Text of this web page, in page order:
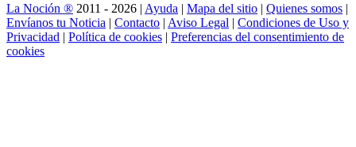
La Noción ® 2011 - 2026 | Ayuda | Mapa del sitio | Quienes somos |
Envíanos tu Noticia | Contacto | Aviso Legal | Condiciones de Uso y
Privacidad | Política de cookies | Preferencias del consentimiento de
cookies